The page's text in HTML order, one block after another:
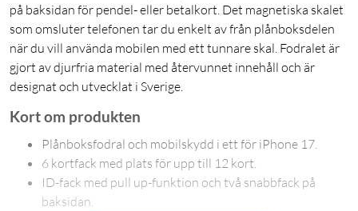
på baksidan för pendel- eller betalkort. Det magnetiska skalet
som omsluter telefonen tar du enkelt av från plånboksdelen
när du vill använda mobilen med ett tunnare skal. Fodralet är
gjort av djurfria material med återvunnet innehåll och är
designat och utvecklat i Sverige.
Kort om produkten
Plånboksfodral och mobilskydd i ett för iPhone 17.
6 kortfack med plats för upp till 12 kort.
ID-fack med pull up-funktion och två snabbfack på
baksidan.